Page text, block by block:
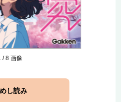
/8画像
し読み